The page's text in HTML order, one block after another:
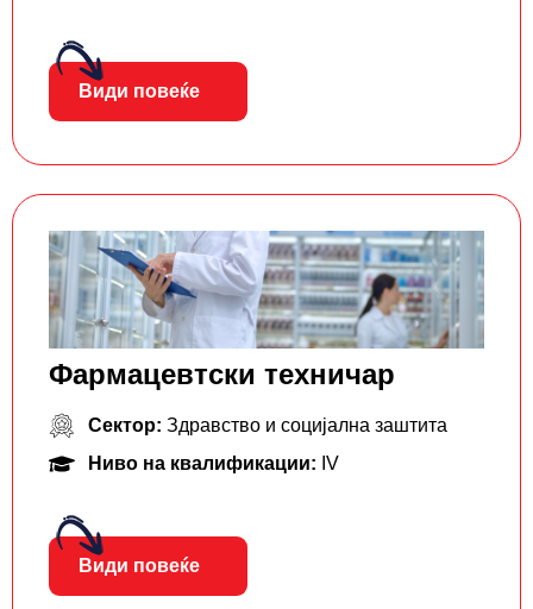
Види повеќе
Фармацевтски тeхничар
Сектор: Здравство и социјална заштита
Ниво на квалификации: IV
Види повеќе